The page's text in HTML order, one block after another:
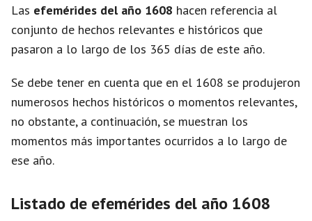
Las efemérides del año 1608 hacen referencia al
conjunto de hechos relevantes e históricos que
pasaron a lo largo de los 365 días de este año.
Se debe tener en cuenta que en el 1608 se produjeron
numerosos hechos históricos o momentos relevantes,
no obstante, a continuación, se muestran los
momentos más importantes ocurridos a lo largo de
ese año.
Listado de efemérides del año 1608